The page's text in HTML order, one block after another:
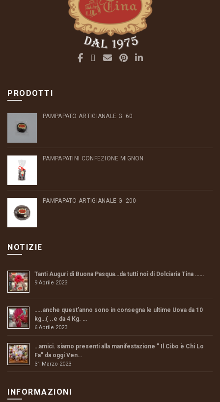
PRODOTTI
PAMPAPATO ARTIGIANALE G. 60
PAMPAPATINI CONFEZIONE MIGNON
PAMPAPATO ARTIGIANALE G. 200
NOTIZIE
Tanti Auguri di Buona Pasqua…da tutti noi di Dolciaria Tina ……
9 Aprile 2023
…..anche quest’anno sono in consegna le ultime Uova da 10
kg…( ..e da 4 Kg. …
6 Aprile 2023
…amici. siamo presenti alla manifestazione ” Il Cibo è Chi Lo
Fa” da oggi Ven…
31 Marzo 2023
INFORMAZIONI